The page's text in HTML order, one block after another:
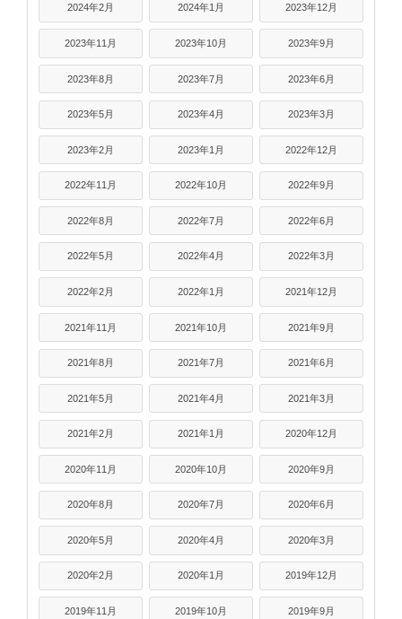
2024年2月 2024年1月 2023年12月
2023年11月 2023年10月 2023年9月
2023年8月 2023年7月 2023年6月
2023年5月 2023年4月 2023年3月
2023年2月 2023年1月 2022年12月
2022年11月 2022年10月 2022年9月
2022年8月 2022年7月 2022年6月
2022年5月 2022年4月 2022年3月
2022年2月 2022年1月 2021年12月
2021年11月 2021年10月 2021年9月
2021年8月 2021年7月 2021年6月
2021年5月 2021年4月 2021年3月
2021年2月 2021年1月 2020年12月
2020年11月 2020年10月 2020年9月
2020年8月 2020年7月 2020年6月
2020年5月 2020年4月 2020年3月
2020年2月 2020年1月 2019年12月
2019年11月 2019年10月 2019年9月